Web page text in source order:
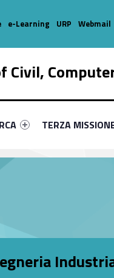
Civil,
primary-77757-17
#link-menu-
Link identifier
TERZA
e-Learning URP Webmail